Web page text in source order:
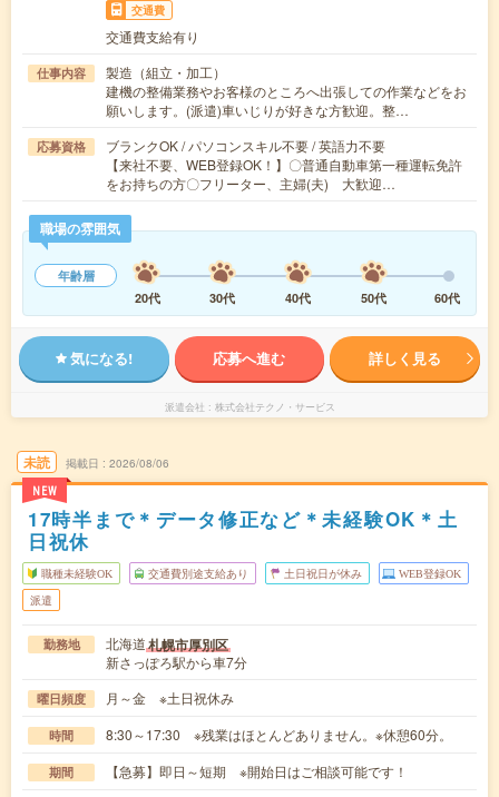
交通費
交通費支給有り
仕事内容
製造（組立・加工）
建機の整備業務やお客様のところへ出張しての作業などをお
願いします。(派遣)車いじりが好きな方歓迎。整…
応募資格
ブランクOK / パソコンスキル不要 / 英語力不要
【来社不要、WEB登録OK！】〇普通自動車第一種運転免許
をお持ちの方〇フリーター、主婦(夫) 大歓迎…
職場の雰囲気
年齢層
20代
30代 40代 50代 60代
気になる! 応募へ進む 詳しく見る
派遣会社 株式会社テクノ・サービス
未読
NEW
掲載日 2026/08/06
17時半まで＊データ修正など＊未経験OK＊土
日祝休
職種未経験OK 交通費別途支給あり 土日祝日が休み WEB登録OK
派遣
勤務地 北海道札幌市厚別区
新さっぽろ駅から車7分
曜日頻度 月～金 ※土日祝休み
時間 8:30～17:30 ※残業はほとんどありません。※休憩60分。
期間 【急募】即日～短期 ※開始日はご相談可能です！